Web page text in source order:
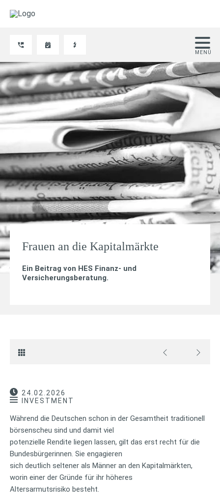
Frauen an die Kapitalmärkte
Ein Beitrag von HES Finanz- und
Versicherungsberatung.
24.02.2026
INVESTMENT
Während die Deutschen schon in der Gesamtheit traditionell
börsenscheu sind und damit viel
potenzielle Rendite liegen lassen, gilt das erst recht für die
Bundesbürgerinnen. Sie engagieren
sich deutlich seltener als Männer an den Kapitalmärkten,
worin einer der Gründe für ihr höheres
Altersarmutsrisiko besteht.